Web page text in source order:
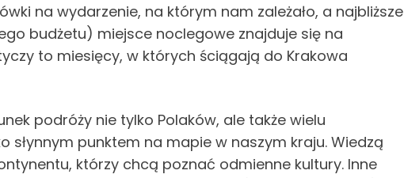
na wydarzenie, na którym nam zależało, a najbliższe
budżetu) miejsce noclegowe znajduje się na
to miesięcy, w których ściągają do Krakowa
podróży nie tylko Polaków, ale także wielu
słynnym punktem na mapie w naszym kraju. Wiedzą
którzy chcą poznać odmienne kultury. Inne